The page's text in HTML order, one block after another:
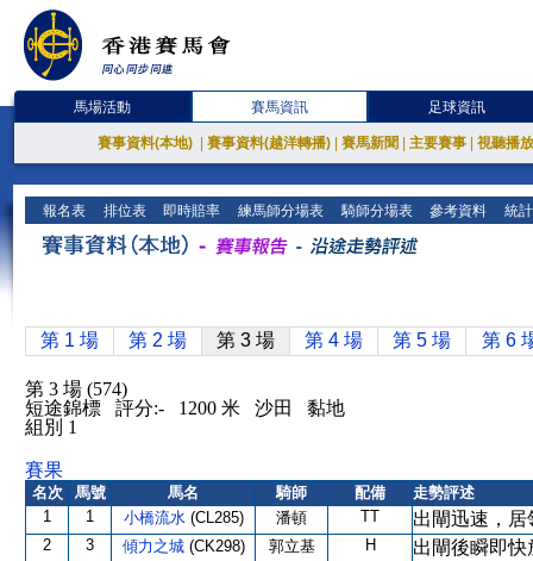
馬場活動 賽馬資訊 足球資訊
賽事資料(本地) 賽事資料(越洋轉播) 賽馬新聞 主要賽事 視聽播
報名表 排位表 即時賠率 練馬師分場表 騎師分場表 參考資料 統
第 1 場 第 2 場 第 3 場 第 4 場 第 5 場 第 6
第 3 場 (574)
短途錦標 評分:- 1200 米 沙田 黏地
組別 1
賽果
名次 馬號 馬名 騎師 配備
走勢評述
1
1 小橋流水 (CL285) 潘頓 TT 出閘迅速，
2 3 傾力之城 (CK298) 郭立基 H
出閘後瞬即